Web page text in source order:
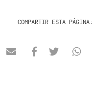
COMPARTIR ESTA PÁGINA: